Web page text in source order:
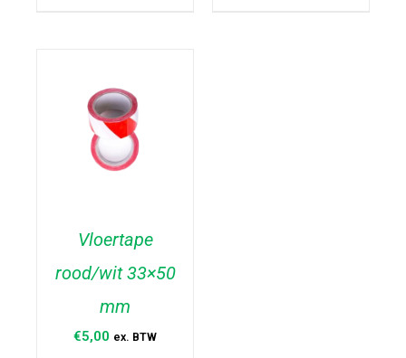
TOEVOEGEN AAN
DETAILS
Vloertape
rood/wit 33×50
mm
€5,00 ex. BTW